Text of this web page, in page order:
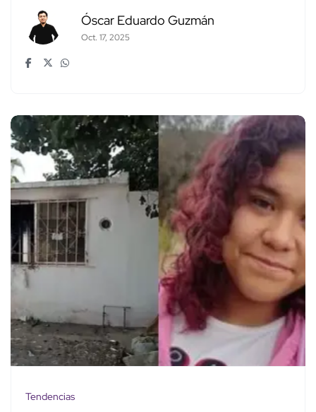
Óscar Eduardo Guzmán
Oct. 17, 2025
Tendencias